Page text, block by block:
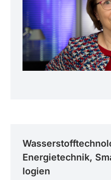
Energie­technik,
logien